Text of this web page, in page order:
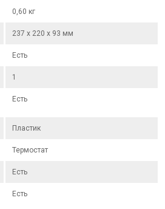
0,60 кг
237 х 220 х 93 мм
Есть
1
Есть
Пластик
Термостат
Есть
Есть